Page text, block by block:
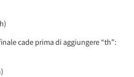
cade prima di aggiungere “th”: